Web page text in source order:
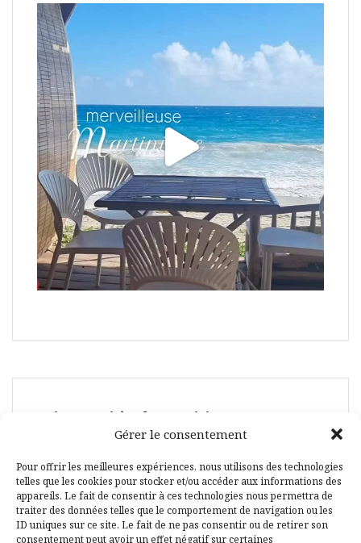
Gérer le consentement
Pour offrir les meilleures expériences, nous utilisons des technologies
telles que les cookies pour stocker et/ou accéder aux informations des
appareils. Le fait de consentir à ces technologies nous permettra de
traiter des données telles que le comportement de navigation ou les
ID uniques sur ce site. Le fait de ne pas consentir ou de retirer son
consentement peut avoir un effet négatif sur certaines
Suivez-moi également ici :